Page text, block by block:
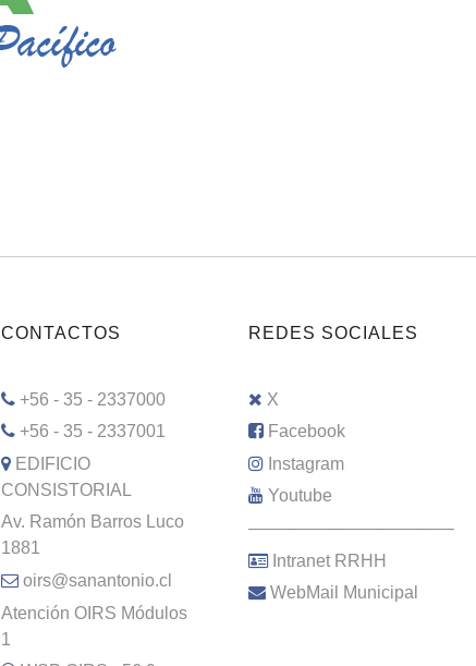
CONTACTOS
+56 - 35 - 2337000
+56 - 35 - 2337001
EDIFICIO
CONSISTORIAL
Av. Ramón Barros Luco
1881
oirs@sanantonio.cl
Atención OIRS Módulos
1
REDES SOCIALES
X
Facebook
Instagram
Youtube
–––––––––––––––––––––
Intranet RRHH
WebMail Municipal